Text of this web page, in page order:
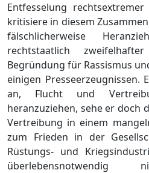
Entfesselung
kritisiere in diesem
fälschlicherweise
rechtstaatlich
Begründung für Rassismus
einigen Presseerzeugnissen.
an, Flucht und
heranzuziehen, sehe er doch
Vertreibung in einem
zum Frieden in der
Rüstungs- und
ü